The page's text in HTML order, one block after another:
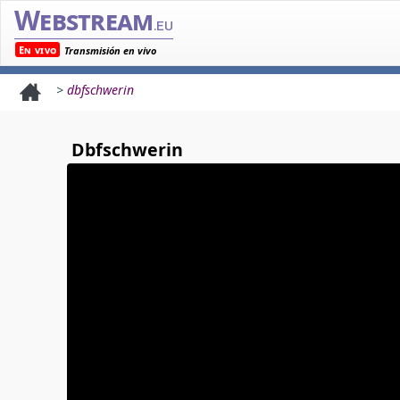
Webstream.eu
En vivo Transmisión en vivo
> dbfschwerin
Dbfschwerin